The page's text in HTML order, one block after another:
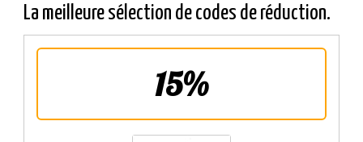
La meilleure sélection de codes de réduction.
15%